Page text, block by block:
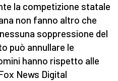
la competizione statale
non fanno altro che
soppressione del
può annullare le
hanno rispetto alle
News Digital